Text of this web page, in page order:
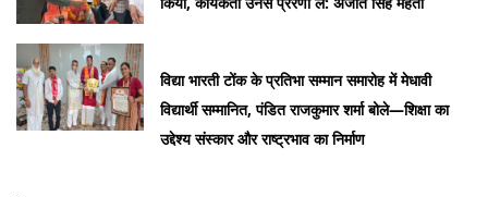
विद्या भारती टोंक के प्रतिभा सम्मान समारोह में मेधावी
विद्यार्थी सम्मानित, पंडित राजकुमार शर्मा बोले—शिक्षा का
उद्देश्य संस्कार और राष्ट्रभाव का निर्माण